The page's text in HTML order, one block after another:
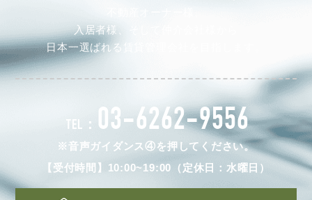
入居者様、そして仲介会社様から
日本一選ばれる賃貸管理会社を目指します。
TEL： 03-6262-9556
※音声ガイダンス④を押してください。
【受付時間】10:00~19:00（定休日：水曜日）